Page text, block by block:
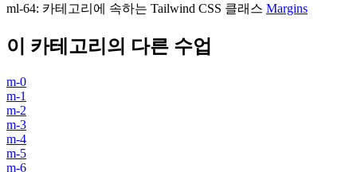
ml-64: 카테고리에 속하는 Tailwind CSS 클래스 Margins
이 카테고리의 다른 수업
m-0
m-1
m-2
m-3
m-4
m-5
m-6